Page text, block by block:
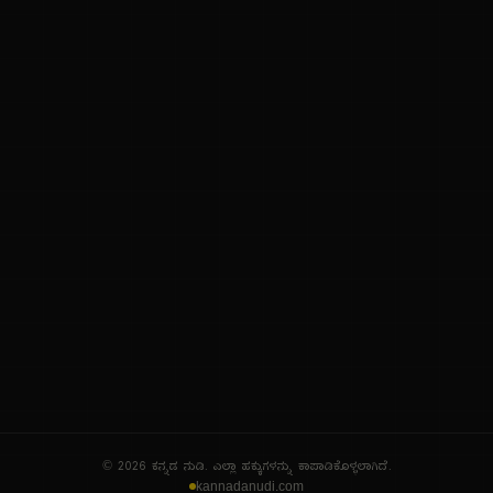
© 2026 ಕನ್ನಡ ನುಡಿ. ಎಲ್ಲಾ ಹಕ್ಕುಗಳನ್ನು ಕಾಪಾಡಿಕೊಳ್ಳಲಾಗಿದೆ.
kannadanudi.com